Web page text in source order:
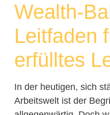
Wealth-
Leitfaden
erfülltes
In der heutigen, sich
Arbeitswelt ist der